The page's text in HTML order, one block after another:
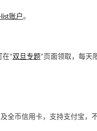
账户。
在“双旦专题”页面领取，每天
全币信用卡，支持支付宝，